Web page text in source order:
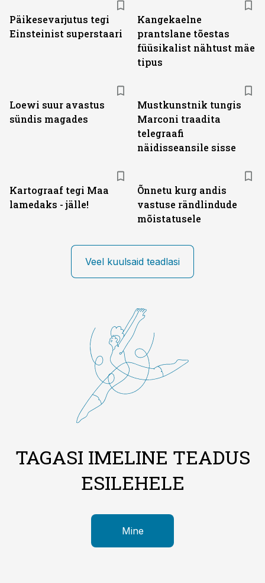
Päikesevarjutus tegi
Einsteinist superstaari
Kangekaelne
prantslane tõestas
füüsikalist nähtust mäe
tipus
Loewi suur avastus
sündis magades
Mustkunstnik tungis
Marconi traadita
telegraafi
näidisseansile sisse
Kartograaf tegi Maa
lamedaks - jälle!
Õnnetu kurg andis
vastuse rändlindude
mõistatusele
Veel kuulsaid teadlasi
TAGASI IMELINE TEADUS
ESILEHELE
Mine